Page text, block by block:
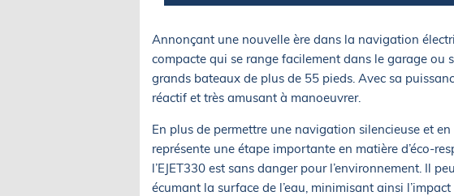
Annonçant une nouvelle ère dans la navigation
compacte qui se range facilement dans le garage ou
grands bateaux de plus de 55 pieds. Avec sa
réactif et très amusant à manoeuvrer.
En plus de permettre une navigation silencieuse et en
représente une étape importante en matière d’éco-
l’EJET330 est sans danger pour l’environnement. Il
écumant la surface de l’eau, minimisant ainsi